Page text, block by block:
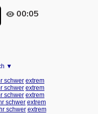
00:05
▼
schwer extrem
schwer extrem
schwer extrem
schwer extrem
schwer extrem